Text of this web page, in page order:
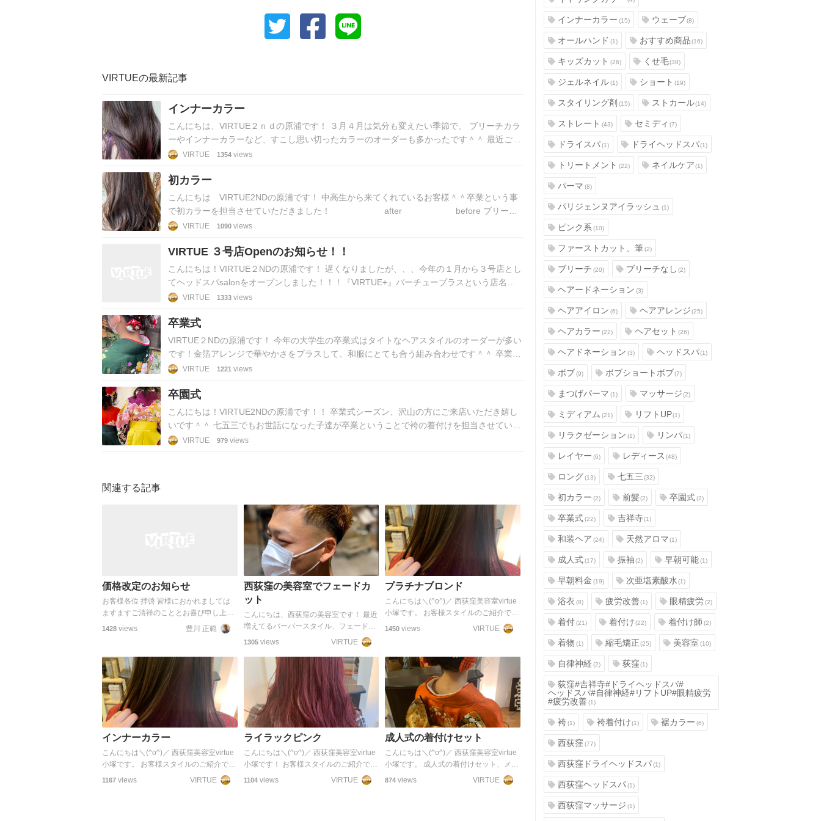
VIRTUEの最新記事
インナーカラー
こんにちは、VIRTUE２ｎｄの原浦です！ ３月４月は気分も変えたい季節で、 ブリーチカラ
ーやインナーカラーなど、すこし思い切ったカラーのオーダーも多かったです＾＾ 最近ご来
店いただいたお客様のカラー…
1354 views
VIRTUE
初カラー
こんにちは VIRTUE2NDの原浦です！ 中高生から来てくれているお客様＾＾卒業という事
で初カラーを担当させていただきました！ after before ブリーチ
なしでのカラ…
1090 views
VIRTUE
VIRTUE ３号店Openのお知らせ！！
こんにちは！VIRTUE２NDの原浦です！ 遅くなりましたが、、、今年の１月から３号店とし
てヘッドスパsalonをオープンしました！！！『VIRTUE+』バーチュープラスという店名で
す！場所は西荻窪南…
1333 views
VIRTUE
卒業式
VIRTUE２NDの原浦です！ 今年の大学生の卒業式はタイトなヘアスタイルのオーダーが多い
です！金箔アレンジで華やかさをプラスして、和服にとても合う組み合わせです＾＾ 卒業お
めでとうございます！！
1221 views
VIRTUE
卒園式
こんにちは！VIRTUE2NDの原浦です！！ 卒業式シーズン、沢山の方にご来店いただき嬉し
いです＾＾ 七五三でもお世話になった子達が卒業ということで袴の着付けを担当させていた
だきました♪ 2人とも、と…
979 views
VIRTUE
関連する記事
価格改定のお知らせ
お客様各位 拝啓 皆様におかれましては
ますますご清祥のこととお喜び申し上げ
ます。平素より当サロンをご愛顧いただ
きまして誠にありがとうございます。 さ
用いただけるよう…
1428 views 豊川 正範
西荻窪の美容室でフェードカ
ット
こんにちは、西荻窪の美容室です！ 最近
増えてるバーバースタイル、フェードカ
ット 気になるけど、いつもの美容室だと
そんなお客さんもいないしスタイル写真
にもないからオーダーできるのか不安。
バーバーに行く…
1305views VIRTUE
プラチナブロンド
こんにちは＼(^o^)／ 西荻窪美容室virtue
小塚です。 お客様スタイルのご紹介で
す。 プラチナブロンドにカラーしまし
た。 アンダーにもよりますが ブリーチ
可…
1450 views VIRTUE
インナーカラー
こんにちは＼(^o^)／ 西荻窪美容室virtue
小塚です。 お客様スタイルのご紹介で
す。 インナーカラーでさりげなくパープ
ル入れました。 パープルにはブリーチ最
1167 views VIRTUE
ライラックピンク
こんにちは＼(^o^)／ 西荻窪美容室virtue
小塚です！ お客様スタイルのご紹介で
す！ ライラックピンクでカラーしまし
た！ 可愛いですね＼(^o^)／＼(^o^)／ ス
1104views VIRTUE
成人式の着付けセット
こんにちは＼(^o^)／ 西荻窪美容室virtue
小塚です。 成人式の着付けセット、メイ
ク等 担当させて頂きました。 成人式当
日はスタッフ総出で 早朝から頑張って営
874 views VIRTUE
インナーカラー(15) ウェーブ(8)
オールハンド(1) おすすめ商品(16)
キッズカット(26) くせ毛(38)
ジェルネイル(1) ショート(19)
スタイリング剤(15) ストカール(14)
ストレート(43) セミディ(7)
ドライスパ(1) ドライヘッドスパ(1)
トリートメント(22) ネイルケア(1)
パーマ(8)
パリジェンヌアイラッシュ(1)
ピンク系(10)
ファーストカット、筆(2)
ブリーチ(20) ブリーチなし(2)
ヘアードネーション(3)
ヘアアイロン(6) ヘアアレンジ(25)
ヘアカラー(22) ヘアセット(26)
ヘアドネーション(3) ヘッドスパ(1)
ボブ(9) ボブショートボブ(7)
まつげパーマ(1) マッサージ(2)
ミディアム(21) リフトUP(1)
リラクゼーション(1) リンパ(1)
レイヤー(6) レディース(48)
ロング(13) 七五三(32)
初カラー(2) 前髪(2) 卒園式(2)
卒業式(22) 吉祥寺(1)
和装ヘア(24) 天然アロマ(1)
成人式(17) 振袖(2) 早朝可能(1)
早朝料金(19) 次亜塩素酸水(1)
浴衣(8) 疲労改善(1) 眼精疲労(2)
着付(21) 着付け(22) 着付け師(2)
着物(1) 縮毛矯正(25) 美容室(10)
自律神経(2) 荻窪(1)
荻窪#吉祥寺#ドライヘッドスパ#
ヘッドスパ#自律神経#リフトUP#眼精疲労
#疲労改善(1)
袴(1) 袴着付け(1) 裾カラー(6)
西荻窪(77)
西荻窪ドライヘッドスパ(1)
西荻窪ヘッドスパ(1)
西荻窪マッサージ(1)